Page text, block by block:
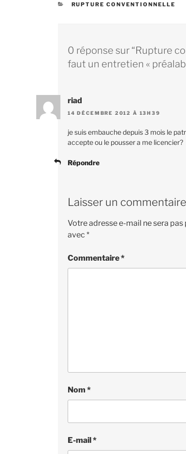
CATÉGORIES
RUPTURE CONVENTIONNELLE
0 réponse sur “Rupture
faut un entretien «
riad
14 DÉCEMBRE 2012 À 13H39
je suis embauche depuis 3 mois le
accepte ou le pousser a me licencier?
Répondre
Laisser un commentaire
Votre adresse e-mail ne sera pas
avec *
Commentaire*
Nom *
E-mail *